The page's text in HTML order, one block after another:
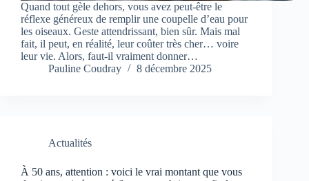
Quand tout gèle dehors, vous avez peut-être le
réflexe généreux de remplir une coupelle d’eau pour
les oiseaux. Geste attendrissant, bien sûr. Mais mal
fait, il peut, en réalité, leur coûter très cher… voire
leur vie. Alors, faut-il vraiment donner…
Pauline Coudray
8 décembre 2025
Actualités
À 50 ans, attention : voici le vrai montant que vous